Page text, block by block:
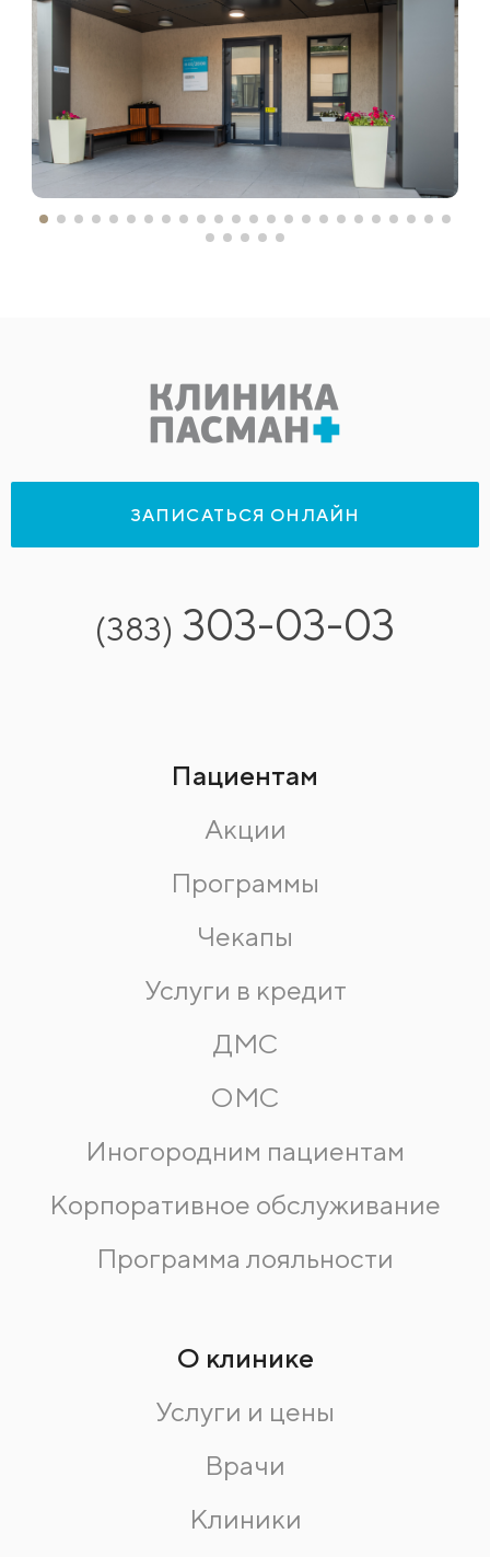
ЗАПИСАТЬСЯ ОНЛАЙН
(383) 303-03-03
Пациентам
Акции
Программы
Чекапы
Услуги в кредит
ДМС
ОМС
Иногородним пациентам
Корпоративное обслуживание
Программа лояльности
О клинике
Услуги и цены
Врачи
Клиники